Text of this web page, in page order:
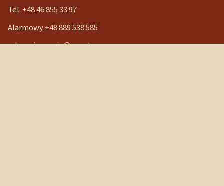
Tel. +48 46 855 33 97
Alarmowy+48 889 538 585
mbpocieszenia@wp.pl